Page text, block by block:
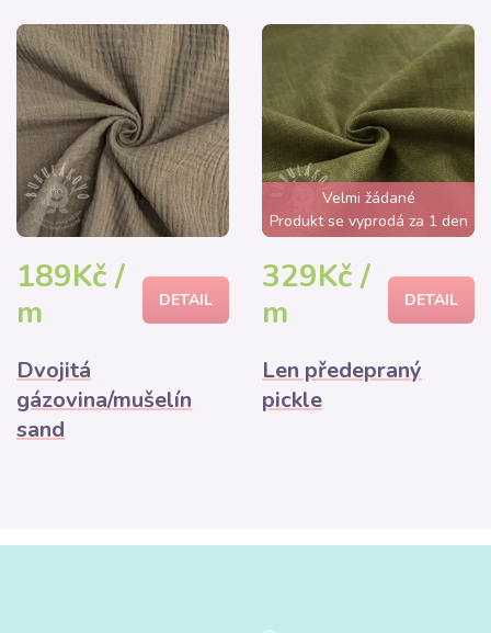
189Kč /
m
DETAIL
Dvojitá
gázovina/mušelín
sand
Velmi žádané
Produkt se vyprodá za 1 den
329Kč /
m
DETAIL
Len předepraný
pickle